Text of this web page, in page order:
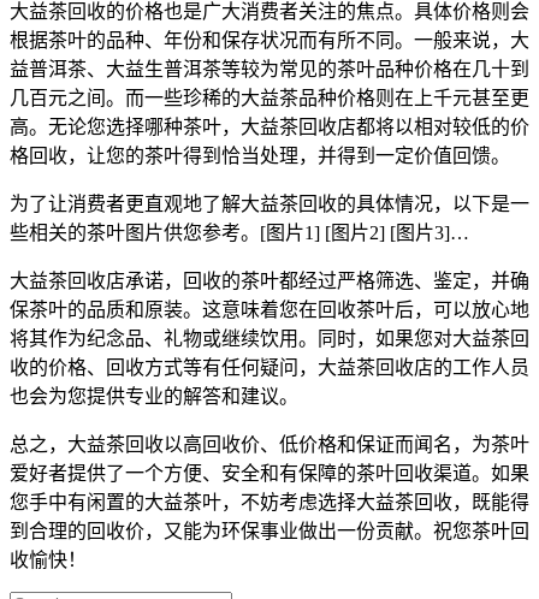
大益茶回收的价格也是广大消费者关注的焦点。具体价格则会
根据茶叶的品种、年份和保存状况而有所不同。一般来说，大
益普洱茶、大益生普洱茶等较为常见的茶叶品种价格在几十到
几百元之间。而一些珍稀的大益茶品种价格则在上千元甚至更
高。无论您选择哪种茶叶，大益茶回收店都将以相对较低的价
格回收，让您的茶叶得到恰当处理，并得到一定价值回馈。
为了让消费者更直观地了解大益茶回收的具体情况，以下是一
些相关的茶叶图片供您参考。[图片1] [图片2] [图片3]…
大益茶回收店承诺，回收的茶叶都经过严格筛选、鉴定，并确
保茶叶的品质和原装。这意味着您在回收茶叶后，可以放心地
将其作为纪念品、礼物或继续饮用。同时，如果您对大益茶回
收的价格、回收方式等有任何疑问，大益茶回收店的工作人员
也会为您提供专业的解答和建议。
总之，大益茶回收以高回收价、低价格和保证而闻名，为茶叶
爱好者提供了一个方便、安全和有保障的茶叶回收渠道。如果
您手中有闲置的大益茶叶，不妨考虑选择大益茶回收，既能得
到合理的回收价，又能为环保事业做出一份贡献。祝您茶叶回
收愉快！